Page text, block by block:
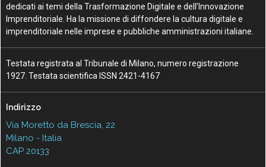
dedicati ai temi della Trasformazione Digitale e dell’Innovazione
Imprenditoriale. Ha la missione di diffondere la cultura digitale e
imprenditoriale nelle imprese e pubbliche amministrazioni italiane.
Testata registrata al Tribunale di Milano, numero registrazione
1927. Testata scientifica ISSN 2421-4167
Indirizzo
Via Moretto da Brescia, 22
Milano - Italia
CAP 20133